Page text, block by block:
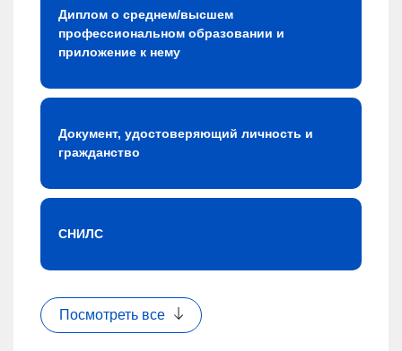
Диплом о среднем/высшем
профессиональном образовании и
приложение к нему
Документ, удостоверяющий личность и
гражданство
СНИЛС
Посмотреть все